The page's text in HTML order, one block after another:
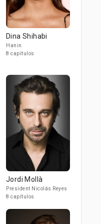
Dina Shihabi
Hanin
8 capítulos
Jordi Mollà
President Nicolás Reyes
8 capítulos